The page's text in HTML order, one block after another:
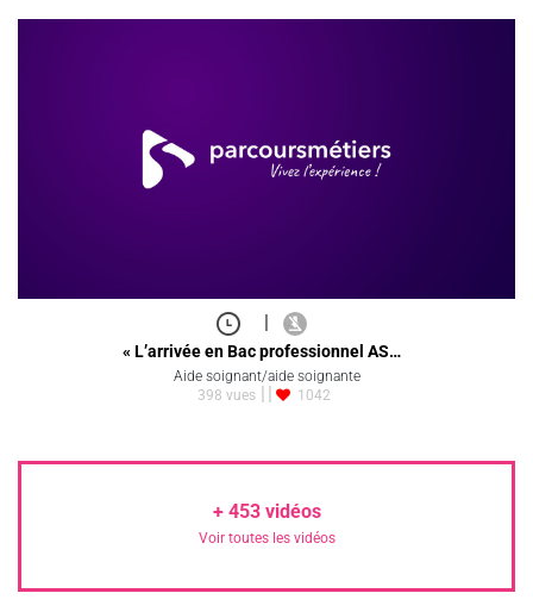
|
« L’arrivée en Bac professionnel AS…
Aide soignant/aide soignante
398 vues
1042
+ 453vidéos
Voir toutes les vidéos